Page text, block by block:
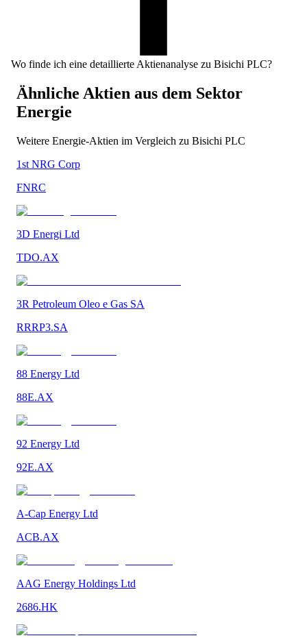
Wo finde ich eine detaillierte Aktienanalyse zu Bisichi PLC?
Ähnliche Aktien aus dem Sektor
Energie
Weitere Energie-Aktien im Vergleich zu Bisichi PLC
1st NRG Corp
FNRC
3D Energi Ltd
TDO.AX
3R Petroleum Oleo e Gas SA
RRRP3.SA
88 Energy Ltd
88E.AX
92 Energy Ltd
92E.AX
A-Cap Energy Ltd
ACB.AX
AAG Energy Holdings Ltd
2686.HK